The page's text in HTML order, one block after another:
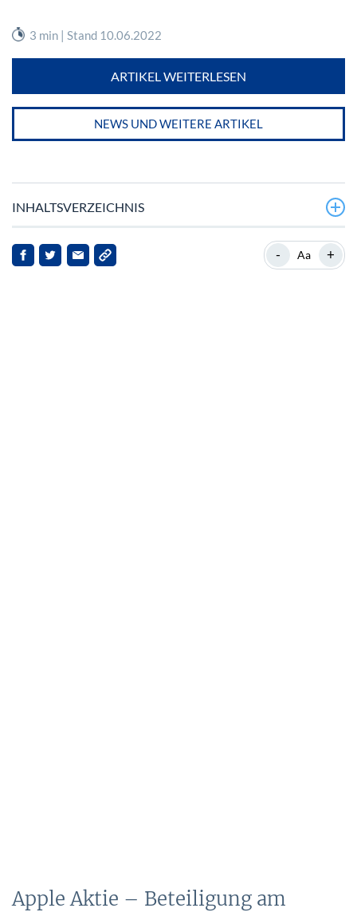
3 min | Stand 10.06.2022
ARTIKEL WEITERLESEN
NEWS UND WEITERE ARTIKEL
INHALTSVERZEICHNIS
Apple Aktie – Beteiligung am führenden Unternehmen
der Computerbranche
- Aa +
Apple Aktie – Beteiligung am